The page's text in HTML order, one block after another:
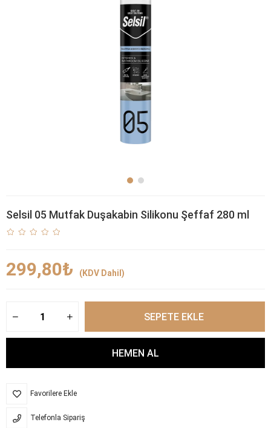
Selsil 05 Mutfak Duşakabin Silikonu Şeffaf 280 ml
299,80₺ (KDV Dahil)
Favorilere Ekle
Telefonla Sipariş